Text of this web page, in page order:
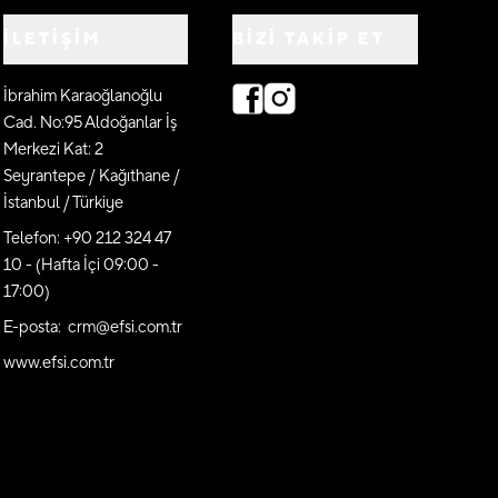
İbrahim Karaoğlanoğlu
Cad. No:95 Aldoğanlar İş
Merkezi Kat: 2
Seyrantepe / Kağıthane /
İstanbul / Türkiye
Telefon: +90 212 324 47
10 - (Hafta İçi 09:00 -
17:00)
E-posta: crm@efsi.com.tr
www.efsi.com.tr